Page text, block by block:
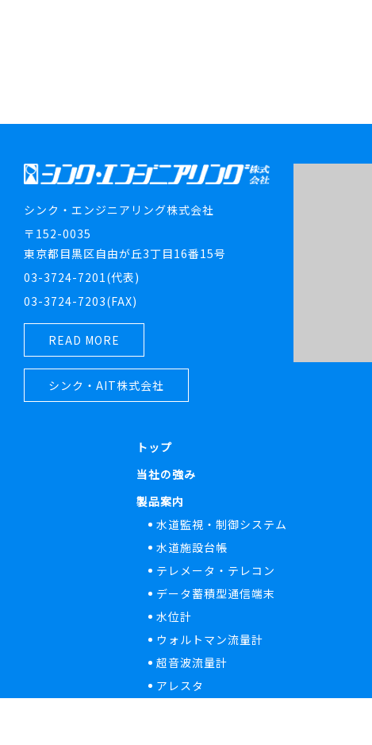
シンク・エンジニアリング株式会社
〒152-0035
東京都目黒区自由が丘3丁目16番15号
03-3724-7201(代表)
03-3724-7203(FAX)
READ MORE
シンク・AIT株式会社
トップ
当社の強み
製品案内
水道監視・制御システム
水道施設台帳
テレメータ・テレコン
データ蓄積型通信端末
水位計
ウォルトマン流量計
超音波流量計
アレスタ